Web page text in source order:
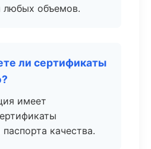
любых объемов.
ли сертификаты
имеет
качества.